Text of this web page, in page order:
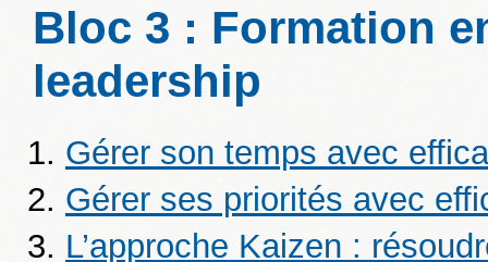
Bloc 3 : Formation
leadership
Gérer son temps avec
Gérer ses priorités avec
L’approche Kaizen :